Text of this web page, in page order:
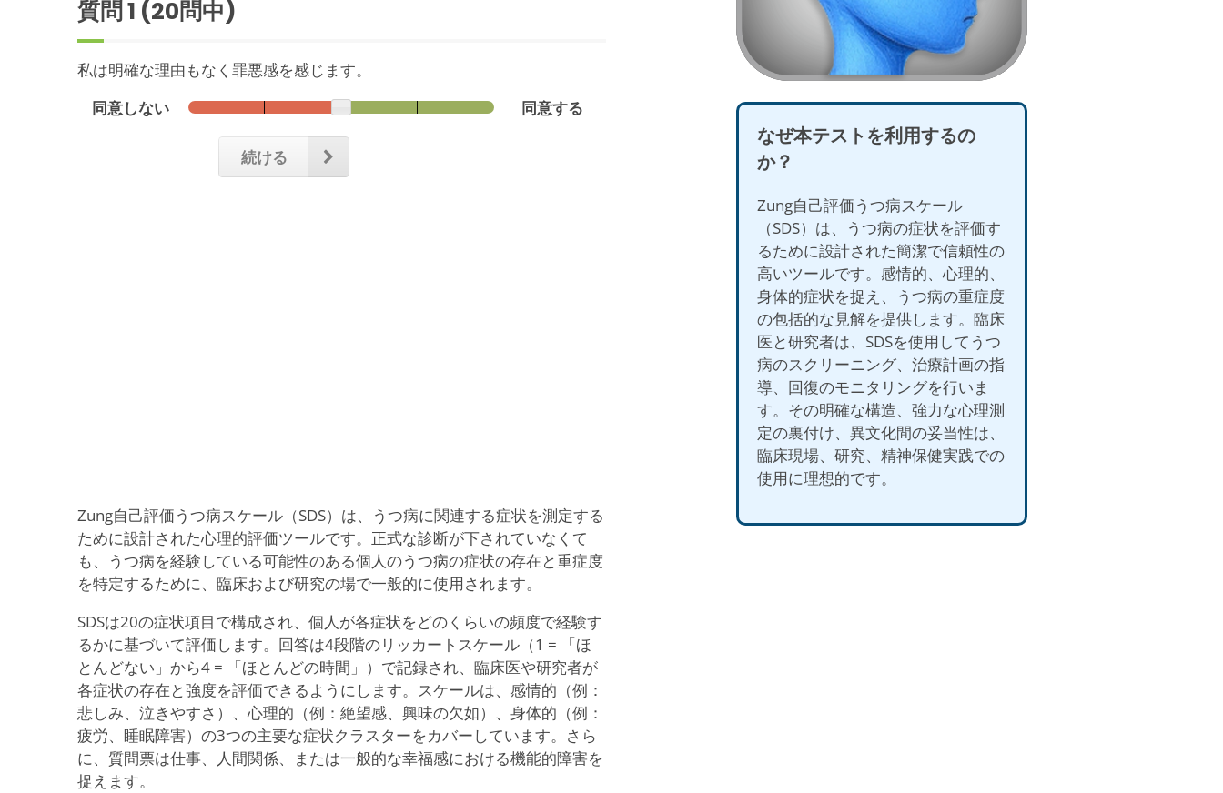
質問1 (20問中)
私は明確な理由もなく罪悪感を感じます。
同意しない
同意する
続ける
Zung自己評価うつ病スケール（SDS）は、うつ病に関連する症状を測定する
ために設計された心理的評価ツールです。正式な診断が下されていなくて
も、うつ病を経験している可能性のある個人のうつ病の症状の存在と重症度
を特定するために、臨床および研究の場で一般的に使用されます。
SDSは20の症状項目で構成され、個人が各症状をどのくらいの頻度で経験す
るかに基づいて評価します。回答は4段階のリッカートスケール（1 = 「ほ
とんどない」から4 = 「ほとんどの時間」）で記録され、臨床医や研究者が
各症状の存在と強度を評価できるようにします。スケールは、感情的（例：
悲しみ、泣きやすさ）、心理的（例：絶望感、興味の欠如）、身体的（例：
疲労、睡眠障害）の3つの主要な症状クラスターをカバーしています。さら
に、質問票は仕事、人間関係、または一般的な幸福感における機能的障害を
捉えます。
なぜ本テストを利用するの
か？
Zung自己評価うつ病スケール
（SDS）は、うつ病の症状を評価す
るために設計された簡潔で信頼性の
高いツールです。感情的、心理的、
身体的症状を捉え、うつ病の重症度
の包括的な見解を提供します。臨床
医と研究者は、SDSを使用してうつ
病のスクリーニング、治療計画の指
導、回復のモニタリングを行いま
す。その明確な構造、強力な心理測
定の裏付け、異文化間の妥当性は、
臨床現場、研究、精神保健実践での
使用に理想的です。